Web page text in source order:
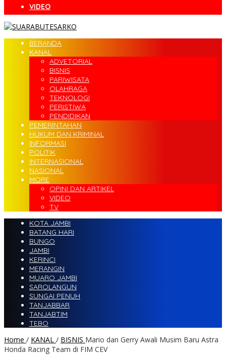
VIDEO
BERANDA
KANAL
ADVETORIAL
BISNIS
PARIWISATA
OLAHRAGA
TEKNOLOGI
PERISTIWA
PENDIDIKAN
PEMERINTAHAN
HUKUM DAN KRIMINAL
INFORMASI
POLITIK
INTERNASIONAL
NASIONAL
MORE
OPINI DAN ARTIKEL
VIDEO
TV
KOTA JAMBI
BATANG HARI
BUNGO
JAMBI
KERINCI
MERANGIN
MUARO JAMBI
SAROLANGUN
SUNGAI PENUH
TANJABBAR
TANJABTIM
TEBO
Home / KANAL / BISNIS Mario dan Gerry Awali Musim Baru Astra
Honda Racing Team di FIM CEV